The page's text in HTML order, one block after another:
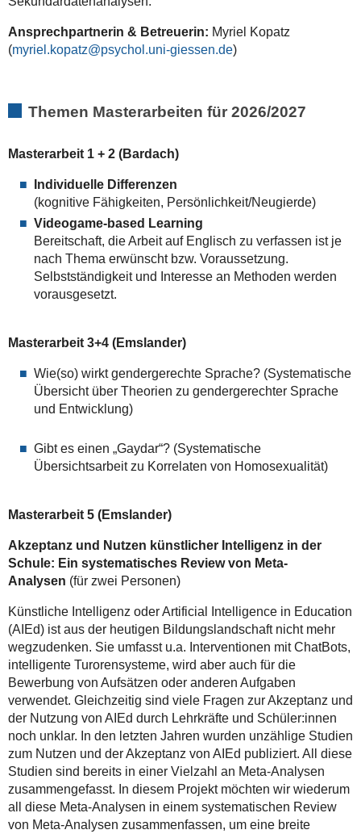
Ansprechpartnerin & Betreuerin: Myriel Kopatz
(myriel.kopatz )
Themen Masterarbeiten für 2026/2027
Masterarbeit 1 + 2 (Bardach)
Individuelle Differenzen
(kognitive Fähigkeiten, Persönlichkeit/Neugierde)
Videogame-based Learning
Bereitschaft, die Arbeit auf Englisch zu verfassen ist je
nach Thema erwünscht bzw. Voraussetzung.
Selbstständigkeit und Interesse an Methoden werden
vorausgesetzt.
Masterarbeit 3+4 (Emslander)
Wie(so) wirkt gendergerechte Sprache? (Systematische
Übersicht über Theorien zu gendergerechter Sprache
und Entwicklung)
Gibt es einen „Gaydar“? (Systematische
Übersichtsarbeit zu Korrelaten von Homosexualität)
Masterarbeit 5 (Emslander)
Akzeptanz und Nutzen künstlicher Intelligenz in der
Schule: Ein systematisches Review von Meta-
Analysen (für zwei Personen)
Künstliche Intelligenz oder Artificial Intelligence in Education
(AIEd) ist aus der heutigen Bildungslandschaft nicht mehr
wegzudenken. Sie umfasst u.a. Interventionen mit ChatBots,
intelligente Turorensysteme, wird aber auch für die
Bewerbung von Aufsätzen oder anderen Aufgaben
verwendet. Gleichzeitig sind viele Fragen zur Akzeptanz und
der Nutzung von AIEd durch Lehrkräfte und Schüler:innen
noch unklar. In den letzten Jahren wurden unzählige Studien
zum Nutzen und der Akzeptanz von AIEd publiziert. All diese
Studien sind bereits in einer Vielzahl an Meta-Analysen
zusammengefasst. In diesem Projekt möchten wir wiederum
all diese Meta-Analysen in einem systematischen Review
von Meta-Analysen zusammenfassen, um eine breite